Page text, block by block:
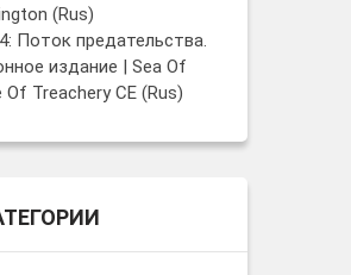
(Rus)
Поток предательства.
издание | Sea Of
Of Treachery CE (Rus)